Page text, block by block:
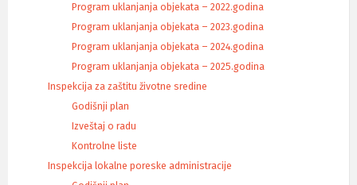
Program uklanjanja objekata – 2022.godina
Program uklanjanja objekata – 2023.godina
Program uklanjanja objekata – 2024.godina
Program uklanjanja objekata – 2025.godina
Inspekcija za zaštitu životne sredine
Godišnji plan
Izveštaj o radu
Kontrolne liste
Inspekcija lokalne poreske administracije